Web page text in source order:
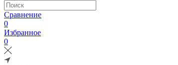
Сравнение
0
Избранное
0